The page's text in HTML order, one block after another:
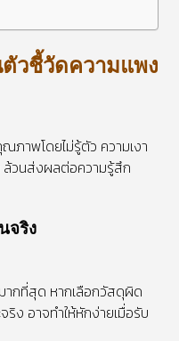
ตัวชี้วัดความแพง
ภาพโดยไม่รู้ตัว ความเงา
ล้วนส่งผลต่อความรู้สึก
จริง
ากที่สุด หากเลือกวัสดุผิด
ริง อาจทำให้หักง่ายเมื่อรับ